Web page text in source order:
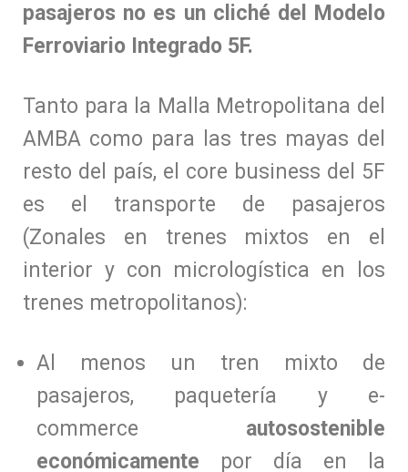
pasajeros no es un cliché del Modelo
Ferroviario Integrado 5F.
Tanto para la Malla Metropolitana del
AMBA como para las tres mayas del
resto del país, el core business del 5F
es el transporte de pasajeros
(Zonales en trenes mixtos en el
interior y con micrologística en los
trenes metropolitanos):
Al menos un tren mixto de
pasajeros, paquetería y e-
commerce autosostenible
económicamente por día en la